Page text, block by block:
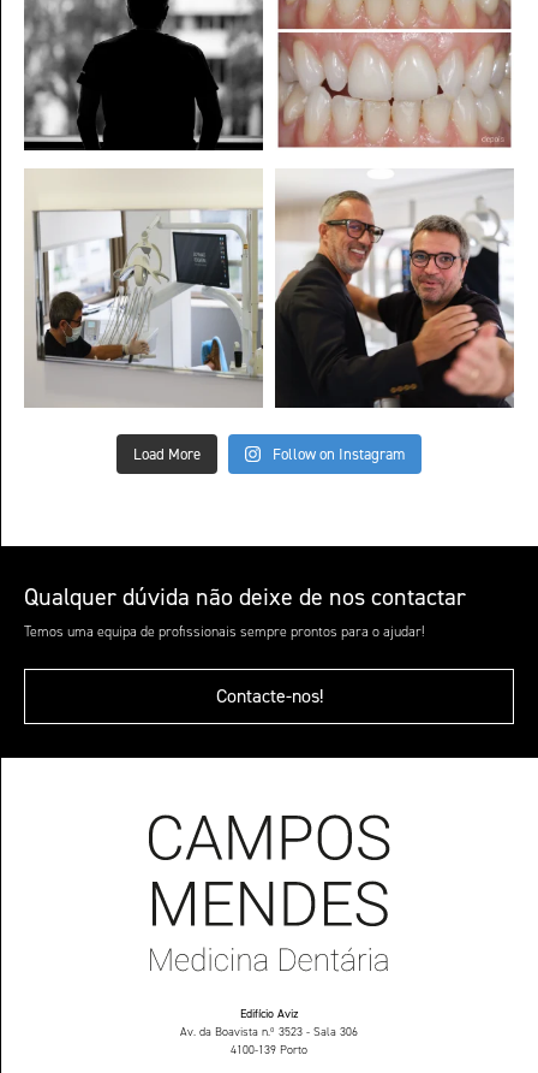
Load More Follow on Instagram
Qualquer dúvida não deixe de nos contactar
Temos uma equipa de profissionais sempre prontos para o ajudar!
Contacte-nos!
Edifício Aviz
Av. da Boavista n.º 3523 - Sala 306
4100-139 Porto